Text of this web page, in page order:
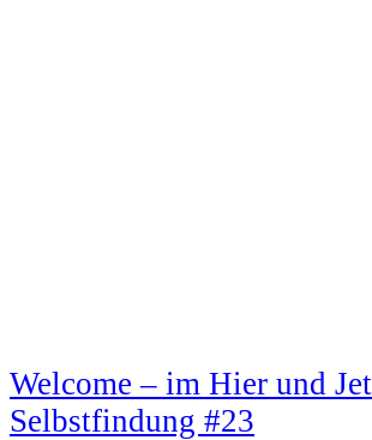
Welcome – im Hier und
Selbstfindung #23